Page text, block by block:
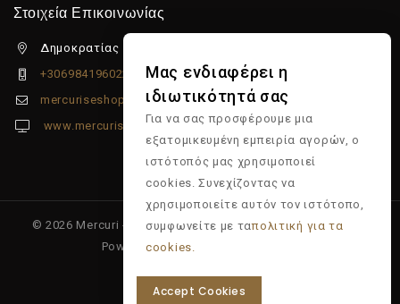
Στοιχεία Επικοινωνίας
Δημοκρατίας 5β Λιμένας Χερσονήσου, 70014
+306984196022
mercuriseshop@gmail.com
www.mercuriseshop.gr
© 2026 Mercuri - Είδη κομμωτηρίου - Επώνυμα προϊόντα -
Powered & Supported by
Μας ενδιαφέρει η
ιδιωτικότητά σας
Για να σας προσφέρουμε μια
εξατομικευμένη εμπειρία αγορών, ο
ιστότοπός μας χρησιμοποιεί
cookies. Συνεχίζοντας να
χρησιμοποιείτε αυτόν τον ιστότοπο,
συμφωνείτε με ταπολιτική για τα
cookies.
Accept Cookies